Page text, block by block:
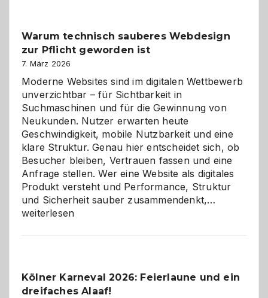
den
Logikrätseln
Warum technisch sauberes Webdesign
zur Pflicht geworden ist
7. März 2026
Moderne Websites sind im digitalen Wettbewerb
unverzichtbar – für Sichtbarkeit in
Suchmaschinen und für die Gewinnung von
Neukunden. Nutzer erwarten heute
Geschwindigkeit, mobile Nutzbarkeit und eine
klare Struktur. Genau hier entscheidet sich, ob
Besucher bleiben, Vertrauen fassen und eine
Anfrage stellen. Wer eine Website als digitales
Produkt versteht und Performance, Struktur
und Sicherheit sauber zusammendenkt,…
geworden
weiterlesen
Kölner Karneval 2026: Feierlaune und ein
dreifaches Alaaf!